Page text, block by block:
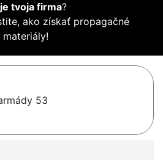
tvoja firma?
ako získať propagačné
materiály!
53